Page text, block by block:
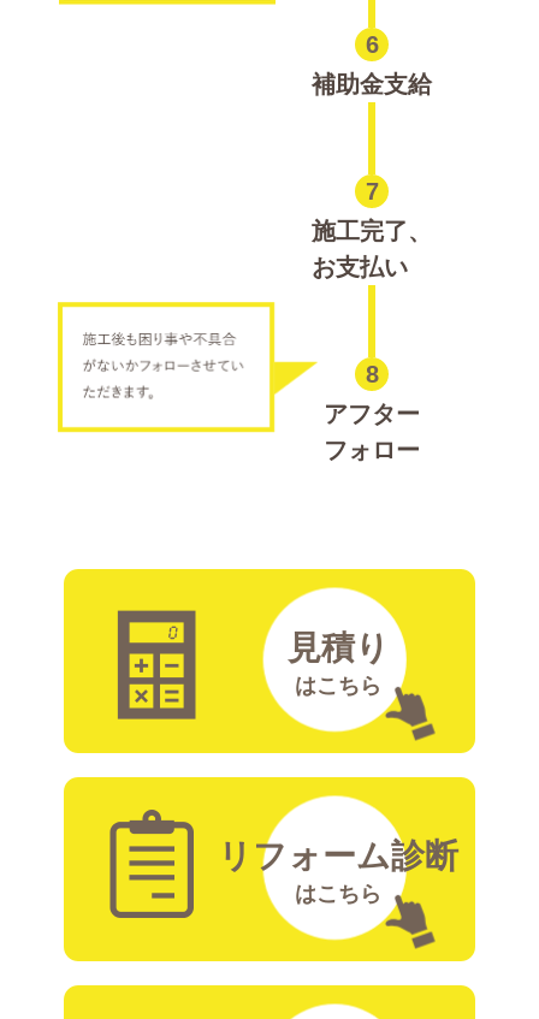
6
補助金支給
7
施工完了、
お支払い
8
アフター
フォロー
見積り
はこちら
リフォーム診断
はこちら